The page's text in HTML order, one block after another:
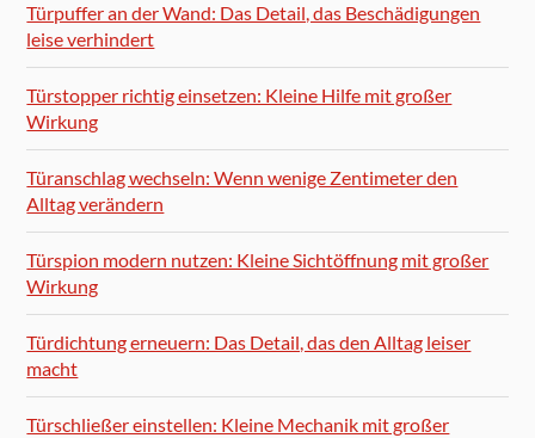
Türpuffer an der Wand: Das Detail, das Beschädigungen
leise verhindert
Türstopper richtig einsetzen: Kleine Hilfe mit großer
Wirkung
Türanschlag wechseln: Wenn wenige Zentimeter den
Alltag verändern
Türspion modern nutzen: Kleine Sichtöffnung mit großer
Wirkung
Türdichtung erneuern: Das Detail, das den Alltag leiser
macht
Türschließer einstellen: Kleine Mechanik mit großer